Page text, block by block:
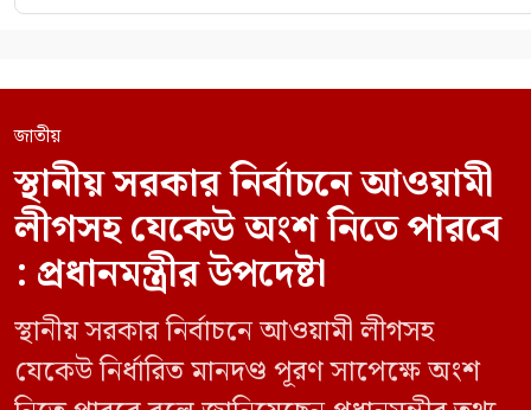
জাতীয়
স্থানীয় সরকার নির্বাচনে আওয়ামী
লীগসহ যেকেউ অংশ নিতে পারবে
: প্রধানমন্ত্রীর উপদেষ্টা
স্থানীয় সরকার নির্বাচনে আওয়ামী লীগসহ
যেকেউ নির্ধারিত মানদণ্ড পূরণ সাপেক্ষে অংশ